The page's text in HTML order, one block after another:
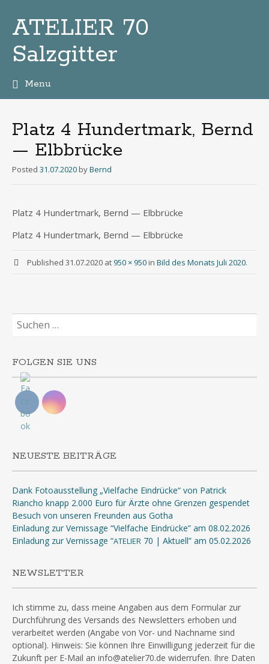
ATELIER 70
Salzgitter
Menu
Platz 4 Hundertmark, Bernd
— Elbbrücke
Posted 31.07.2020 byBernd
Platz 4 Hun­dert­mark, Bernd — Elbbrücke
Platz 4 Hun­dert­mark, Bernd — Elbbrücke
Published 31.07.2020at950 × 950in Bild des Monats Juli 2020.
Suchen
nach:
FOLGEN SIE UNS
NEUESTE BEITRÄGE
Dank Fotoausstellung „Vielfache Eindrücke“ von Patrick
Riancho knapp 2.000 Euro für Ärzte ohne Grenzen gespendet
Besuch von unseren Freunden aus Gotha
Einladung zur Vernissage “Vielfache Eindrücke” am 08.02.2026
Einladung zur Vernissage “ATELIER 70 | Aktuell” am 05.02.2026
NEWSLETTER
Ich stimme zu, dass meine Angaben aus dem Formular zur
Durchführung des Versands des Newsletters erhoben und
verarbeitet werden (Angabe von Vor- und Nachname sind
optional). Hinweis: Sie können Ihre Einwilligung jederzeit für die
Zukunft per E-Mail an info@atelier70.de widerrufen. Ihre Daten